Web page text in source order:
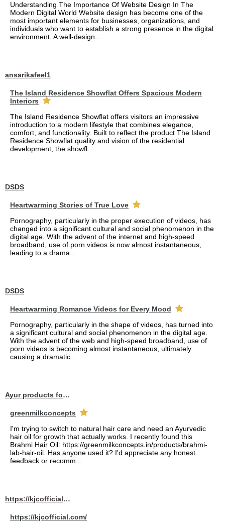
Understanding The Importance Of Website Design In The
Modern Digital World Website design has become one of the
most important elements for businesses, organizations, and
individuals who want to establish a strong presence in the digital
environment. A well-design...
ansarikafeel1
The Island Residence Showflat Offers Spacious Modern
Interiors
The Island Residence Showflat offers visitors an impressive
introduction to a modern lifestyle that combines elegance,
comfort, and functionality. Built to reflect the product The Island
Residence Showflat quality and vision of the residential
development, the showfl...
DSDS
Heartwarming Stories of True Love
Pornography, particularly in the proper execution of videos, has
changed into a significant cultural and social phenomenon in the
digital age. With the advent of the internet and high-speed
broadband, use of porn videos is now almost instantaneous,
leading to a drama...
DSDS
Heartwarming Romance Videos for Every Mood
Pornography, particularly in the shape of videos, has turned into
a significant cultural and social phenomenon in the digital age.
With the advent of the web and high-speed broadband, use of
porn videos is becoming almost instantaneous, ultimately
causing a dramatic...
Ayur products for hair
greenmilkconcepts
I'm trying to switch to natural hair care and need an Ayurvedic
hair oil for growth that actually works. I recently found this
Brahmi Hair Oil: https://greenmilkconcepts.in/products/brahmi-
lab-hair-oil. Has anyone used it? I'd appreciate any honest
feedback or recomm...
https://kjcofficial.com/
https://kjcofficial.com/